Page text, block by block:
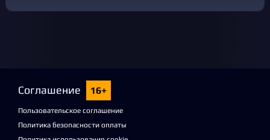
Соглашение 16+
Пользовательское соглашение
Политика безопасности оплаты